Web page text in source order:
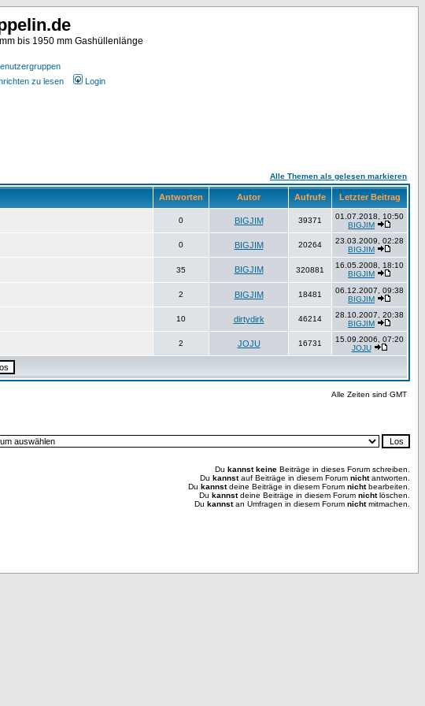
bis 1950 mm Gashüllenlänge
zu lesen Login
Alle Themen als gelesen markieren
Antworten Autor Aufrufe Letzter Beitrag
0 BIGJIM 39371
01.07.2018, 10:50
BIGJIM
0 BIGJIM 20264
23.03.2009, 02:28
BIGJIM
35 BIGJIM 320881
16.05.2008, 18:10
BIGJIM
2 BIGJIM 18481
06.12.2007, 09:38
BIGJIM
10 dirtydirk 46214
28.10.2007, 20:38
BIGJIM
2 JOJU 16731
15.09.2006, 07:20
JOJU
Alle Zeiten sind GMT
Du kannst keine Beiträge in dieses Forum schreiben.
Du kannstauf Beiträge in diesem Forum nichtantworten.
Du kannstdeine Beiträge in diesem Forum nichtbearbeiten.
Du kannstdeine Beiträge in diesem Forum nichtlöschen.
Du kannstan Umfragen in diesem Forum nichtmitmachen.